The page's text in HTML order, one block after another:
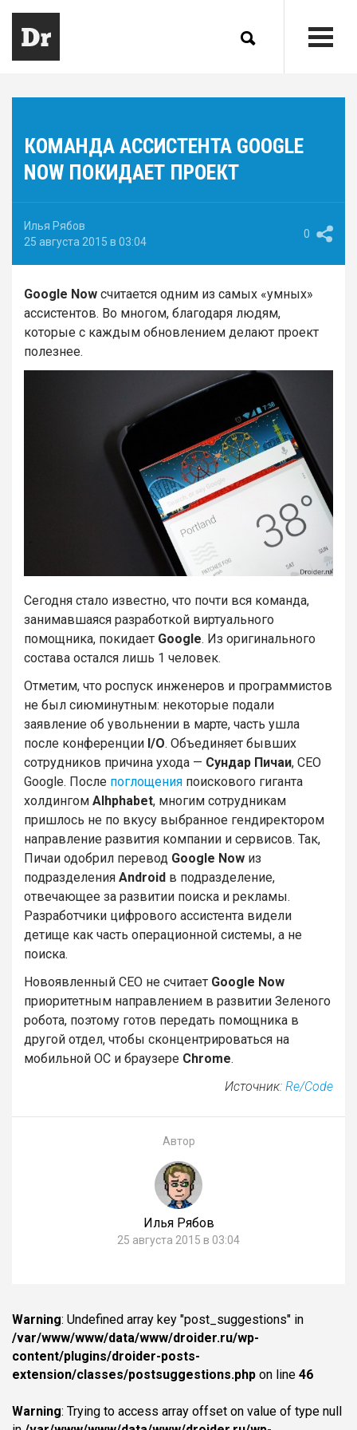
КОМАНДА АССИСТЕНТА GOOGLE
NOW ПОКИДАЕТ ПРОЕКТ
Илья Рябов
25 августа 2015 в 03:04
0
Google Now считается одним из самых «умных»
ассистентов. Во многом, благодаря людям,
которые с каждым обновлением делают проект
полезнее.
Сегодня стало известно, что почти вся команда,
занимавшаяся разработкой виртуального
помощника, покидает Google. Из оригинального
состава остался лишь 1 человек.
Отметим, что роспуск инженеров и программистов
не был сиюминутным: некоторые подали
заявление об увольнении в марте, часть ушла
после конференции I/O. Объединяет бывших
сотрудников причина ухода — Сундар Пичаи, CEO
Google. После поглощения поискового гиганта
холдингом Alhphabet, многим сотрудникам
пришлось не по вкусу выбранное гендиректором
направление развития компании и сервисов. Так,
Пичаи одобрил перевод Google Now из
подразделения Android в подразделение,
отвечающее за развитии поиска и рекламы.
Разработчики цифрового ассистента видели
детище как часть операционной системы, а не
поиска.
Новоявленный CEO не считает Google Now
приоритетным направлением в развитии Зеленого
робота, поэтому готов передать помощника в
другой отдел, чтобы сконцентрироваться на
мобильной ОС и браузере Chrome.
Источник: Re/Code
Автор
Илья Рябов
25 августа 2015 в 03:04
Warning: Undefined array key "post_suggestions" in
/var/www/www/data/www/droider.ru/wp-
content/plugins/droider-posts-
extension/classes/postsuggestions.php on line 46
Warning: Trying to access array offset on value of type null